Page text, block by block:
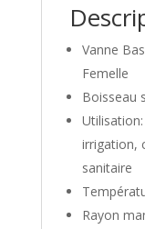
Vanne
Femelle
Boisseau
irrigation,
sanitaire
Rayon